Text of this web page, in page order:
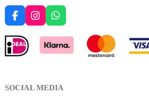
F
a
c
e
b
k
I
n
a
m
W
h
a
t
s
p
SOCIAL MEDIA